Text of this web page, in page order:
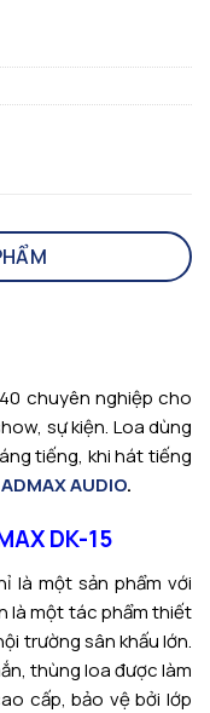
chuyên nghiệp cho
sự kiện. Loa dùng
tiếng, khi hát tiếng
ADMAX AUDIO.
DK-15
là một sản phẩm với
là một tác phẩm thiết
trường sân khấu lớn.
thùng loa được làm
cấp, bảo vệ bởi lớp